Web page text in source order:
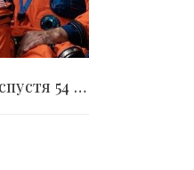
Люди полетели к Луне спустя 54 года, но есть..